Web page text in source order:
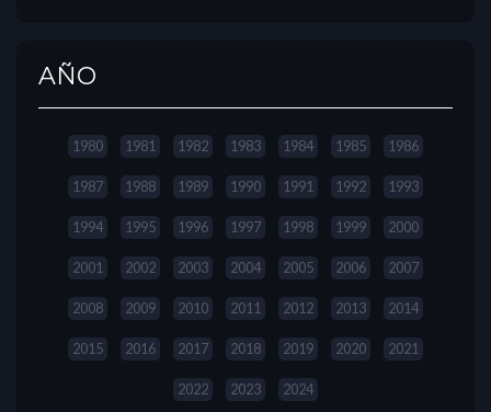
AÑO
1980 1981 1982 1983 1984 1985 1986
1987 1988 1989 1990 1991 1992 1993
1994 1995 1996 1997 1998 1999 2000
2001 2002 2003 2004 2005 2006 2007
2008 2009 2010 2011 2012 2013 2014
2015 2016 2017 2018 2019 2020 2021
2022 2023 2024